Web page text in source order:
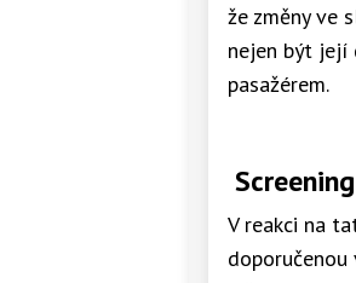
že změny ve
nejen být její
pasažérem.
V reakci na